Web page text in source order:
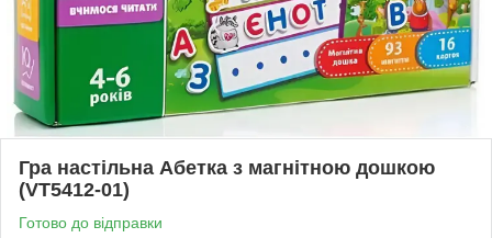
Гра настільна Абетка з магнітною дошкою
(VT5412-01)
Готово до відправки